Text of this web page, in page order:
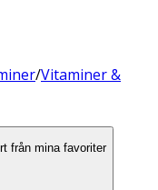
/Vitaminer &
från mina favoriter